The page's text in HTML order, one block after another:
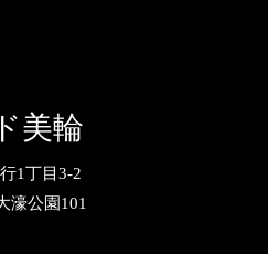
美輪
1丁目3-2
濠公園101